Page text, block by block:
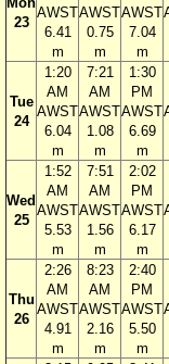
23
AWST
6.41
m
AWST
0.75
m
AWST
7.04
m
Tue
24
1:20
AM
AWST
6.04
m
7:21
AM
AWST
1.08
m
1:30
PM
AWST
6.69
m
Wed
25
1:52
AM
AWST
5.53
m
7:51
AM
AWST
1.56
m
2:02
PM
AWST
6.17
m
Thu
26
2:26
AM
AWST
4.91
m
8:23
AM
AWST
2.16
m
2:40
PM
AWST
5.50
m